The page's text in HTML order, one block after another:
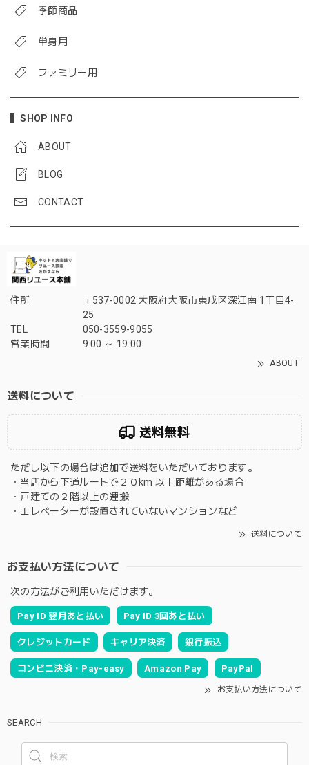
季節商品
単身用
ファミリー用
SHOP INFO
ABOUT
BLOG
CONTACT
住所
〒537-0002 大阪府大阪市東成区深江南 1丁目4-
25
TEL
050-3559-9055
営業時間
9:00 ～ 19:00
ABOUT
送料について
送料無料
ただし以下の場合は追加で送料をいただいております。
・当店から下道ルートで２０km 以上距離がある場合
・戸建ての２階以上の運搬
・エレベーターが設置されていないマンションなど
送料について
お支払い方法について
次の方法がご利用いただけます。
Pay ID 翌月あと払い Pay ID 3回あと払い
クレジットカード キャリア決済 銀行振込
コンビニ決済・Pay-easy Amazon Pay PayPal
お支払い方法について
SEARCH